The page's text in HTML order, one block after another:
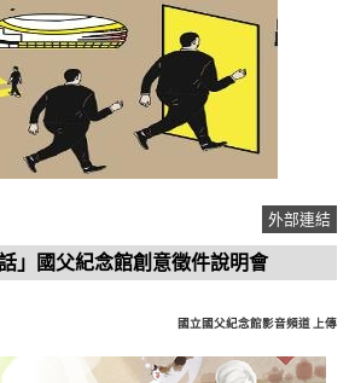
外部連結
話」國父紀念館創意徵件說明會
國立國父紀念館影音頻道 上傳